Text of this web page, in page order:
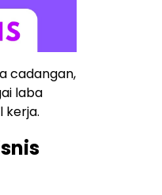
cadangan,
laba
kerja.